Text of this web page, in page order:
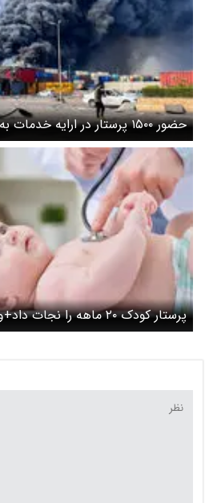
حضور ۱۵۰۰ پرستار در ارایه
بندرعباس
پرستار کودک ۲۰ ماهه را نجات داد+ویدئو